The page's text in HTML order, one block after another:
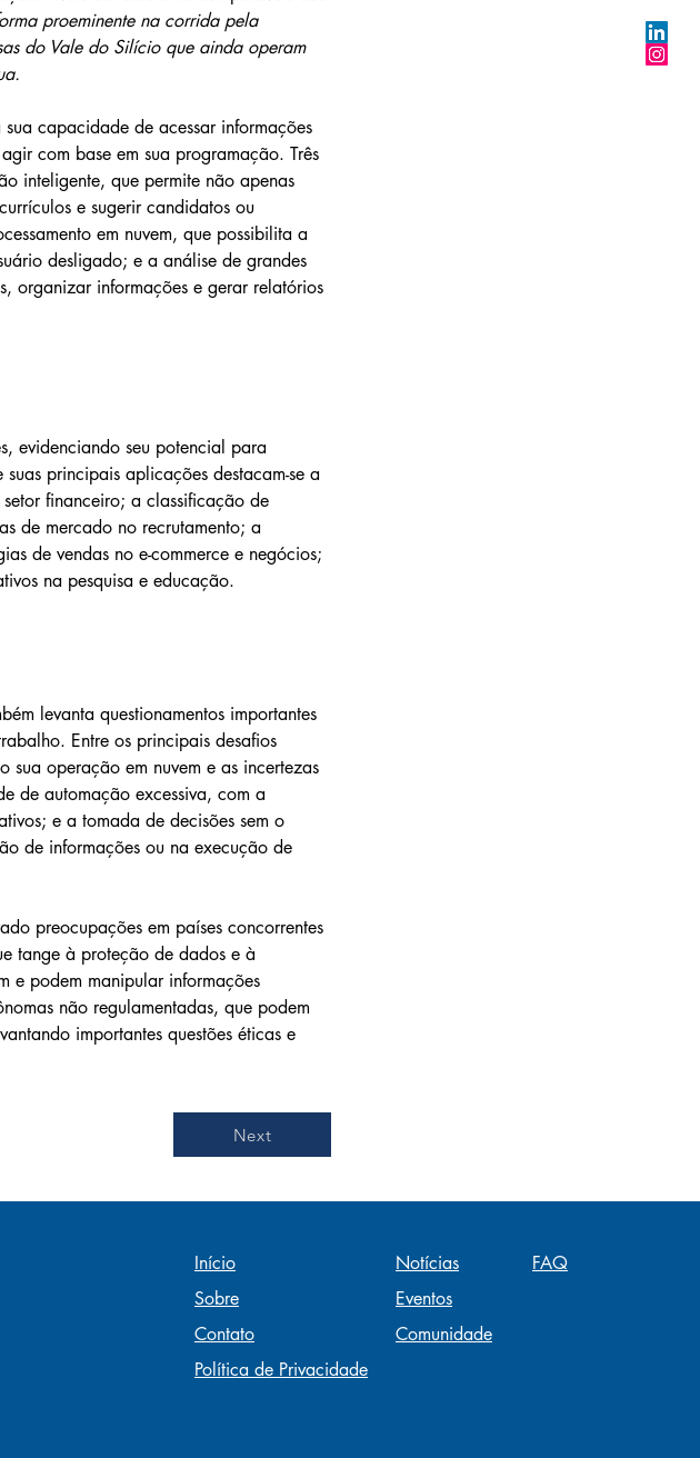
proeminente na corrida pela
do Vale do Silício que ainda operam
capacidade de acessar informações
com base em sua programação. Três
inteligente, que permite não apenas
e sugerir candidatos ou
em nuvem, que possibilita a
desligado; e a análise de grandes
organizar informações e gerar relatórios
evidenciando seu potencial para
principais aplicações destacam-se a
financeiro; a classificação de
de mercado no recrutamento; a
de vendas no e-commerce e negócios;
na pesquisa e educação.
levanta questionamentos importantes
Entre os principais desafios
operação em nuvem e as incertezas
de automação excessiva, com a
e a tomada de decisões sem o
de informações ou na execução de
preocupações em países concorrentes
tange à proteção de dados e à
e podem manipular informações
não regulamentadas, que podem
importantes questões éticas e
Next
Início
Sobre
Contato
Política de Privacidade
Notícias
Eventos
Comunidade
FAQ